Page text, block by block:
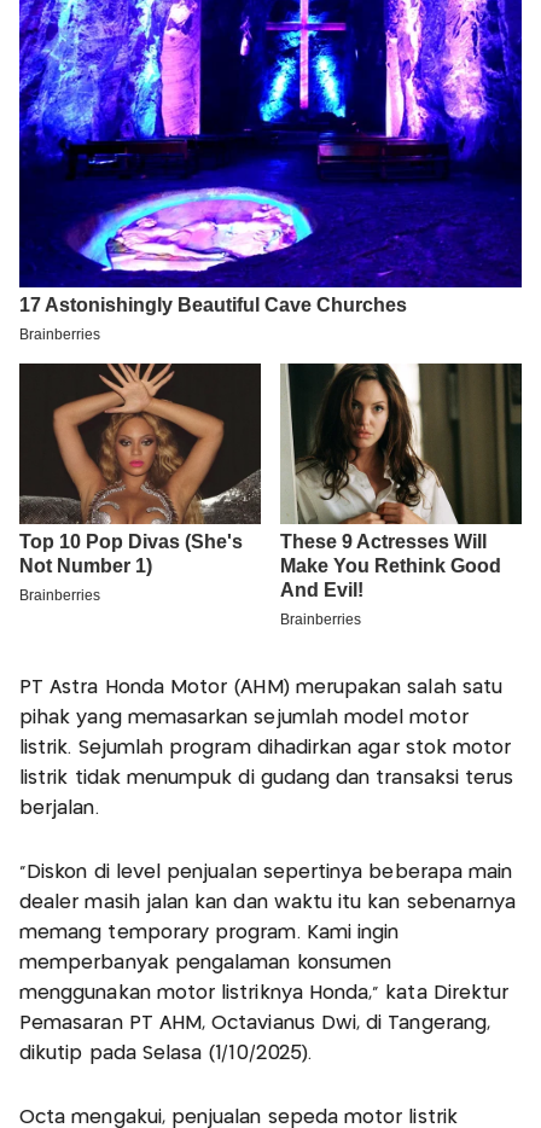
PT Astra Honda Motor (AHM) merupakan salah satu
pihak yang memasarkan sejumlah model motor
listrik. Sejumlah program dihadirkan agar stok motor
listrik tidak menumpuk di gudang dan transaksi terus
berjalan.
"Diskon di level penjualan sepertinya beberapa main
dealer masih jalan kan dan waktu itu kan sebenarnya
memang temporary program. Kami ingin
memperbanyak pengalaman konsumen
menggunakan motor listriknya Honda," kata Direktur
Pemasaran PT AHM, Octavianus Dwi, di Tangerang,
dikutip pada Selasa (1/10/2025).
Octa mengakui, penjualan sepeda motor listrik